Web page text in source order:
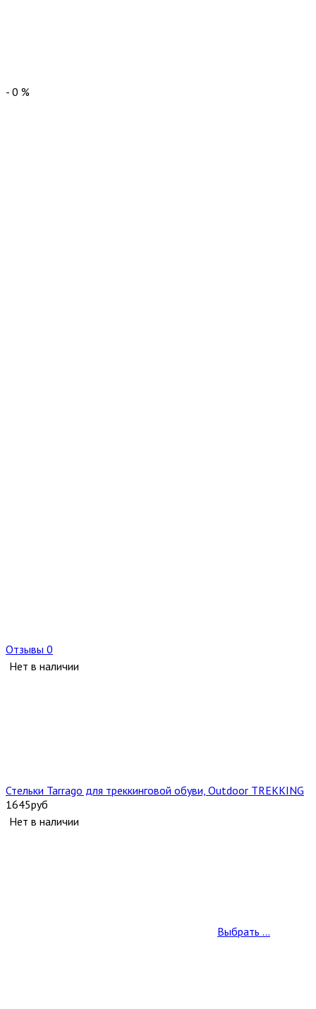
- 0 %
Отзывы 0
Нет в наличии
Стельки Tarrago для треккинговой обуви, Outdoor TREKKING
1645руб
Нет в наличии
Выбрать ...